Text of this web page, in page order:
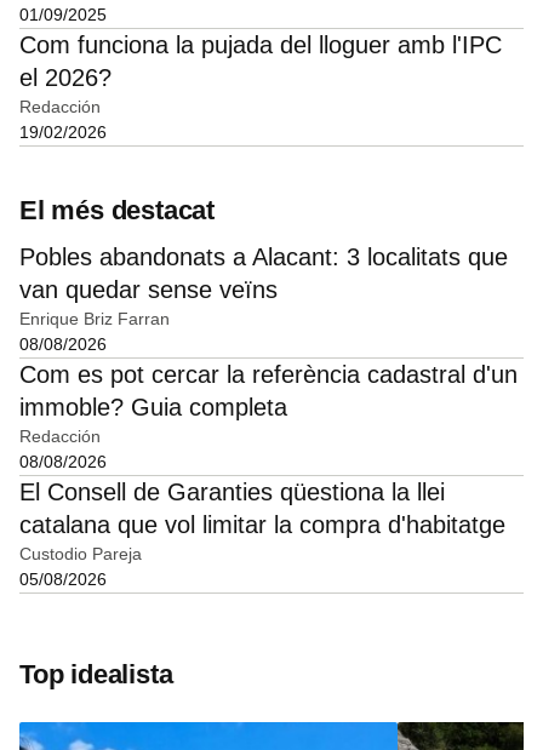
01/09/2025
Com funciona la pujada del lloguer amb l'IPC
el 2026?
Redacción
19/02/2026
El més destacat
Pobles abandonats a Alacant: 3 localitats que
van quedar sense veïns
Enrique Briz Farran
08/08/2026
Com es pot cercar la referència cadastral d'un
immoble? Guia completa
Redacción
08/08/2026
El Consell de Garanties qüestiona la llei
catalana que vol limitar la compra d'habitatge
Custodio Pareja
05/08/2026
Top idealista